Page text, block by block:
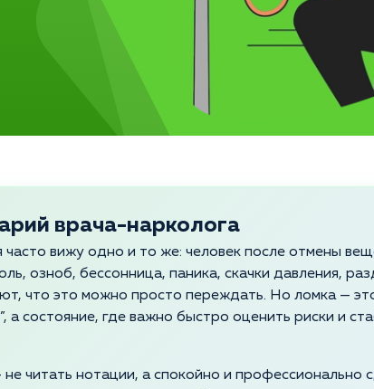
врача-нарколога
часто вижу одно и то же: человек после отмены
озноб, бессонница, паника, скачки давления,
что это можно просто переждать. Но ломка —
а состояние, где важно быстро оценить риски и
читать нотации, а спокойно и профессионально